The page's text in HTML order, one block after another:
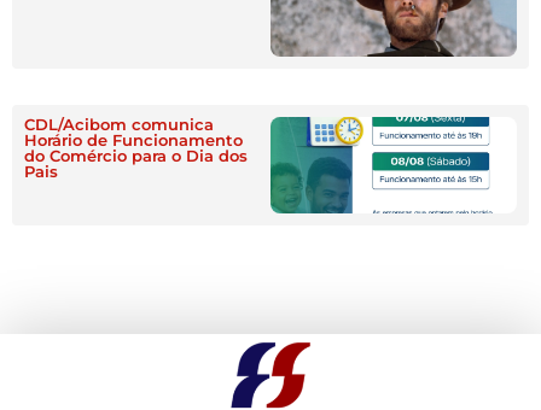
CDL/Acibom comunica
Horário de Funcionamento
do Comércio para o Dia dos
Pais